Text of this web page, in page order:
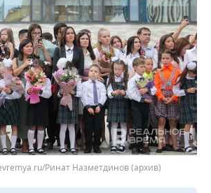
Ринат Назметдинов (архив)